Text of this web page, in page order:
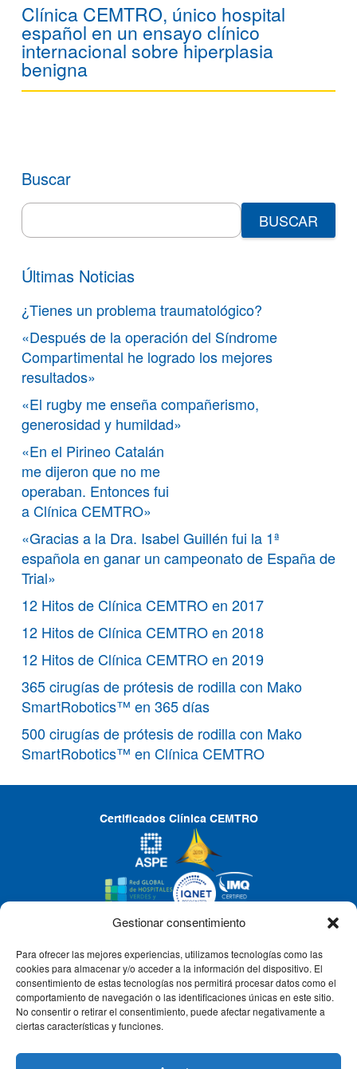
Gestionar consentimiento
Para ofrecer las mejores experiencias, utilizamos tecnologías como las
cookies para almacenar y/o acceder a la información del dispositivo. El
consentimiento de estas tecnologías nos permitirá procesar datos como el
comportamiento de navegación o las identificaciones únicas en este sitio.
No consentir o retirar el consentimiento, puede afectar negativamente a
ciertas características y funciones.
Clínica CEMTRO, único hospital
español en un ensayo clínico
internacional sobre hiperplasia
benigna
Buscar
Search
for:
Últimas Noticias
¿Tienes un problema traumatológico?
«Después de la operación del Síndrome
Compartimental he logrado los mejores
resultados»
«El rugby me enseña compañerismo,
generosidad y humildad»
«En el Pirineo Catalán
me dijeron que no me
operaban. Entonces fui
a Clínica CEMTRO»
«Gracias a la Dra. Isabel Guillén fui la 1ª
española en ganar un campeonato de España de
Trial»
12 Hitos de Clínica CEMTRO en 2017
12 Hitos de Clínica CEMTRO en 2018
12 Hitos de Clínica CEMTRO en 2019
365 cirugías de prótesis de rodilla con Mako
SmartRobotics™ en 365 días
500 cirugías de prótesis de rodilla con Mako
SmartRobotics™ en Clínica CEMTRO
Certificados Clínica CEMTRO
CLÍNICA CEMTRO
QUIÉNES SOMOS